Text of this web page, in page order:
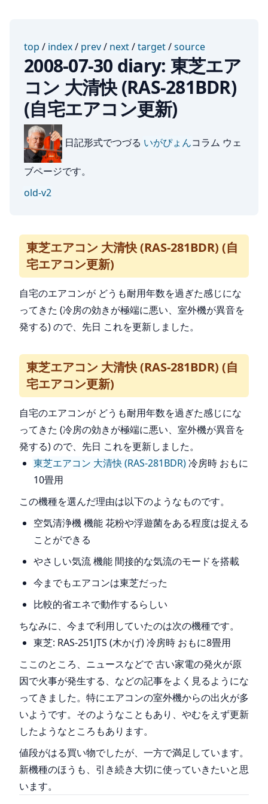
top / index/ prev/ next/target/source
2008-07-30 diary: 東芝エア
コン 大清快 (RAS-281BDR)
(自宅エアコン更新)
日記形式でつづる いがぴょんコラム ウェ
ブページです。
old-v2
東芝エアコン 大清快 (RAS-281BDR) (自
宅エアコン更新)
自宅のエアコンが どうも耐用年数を過ぎた感じにな
ってきた (冷房の効きが極端に悪い、室外機が異音を
発する) ので、先日 これを更新しました。
東芝エアコン 大清快 (RAS-281BDR) (自
宅エアコン更新)
自宅のエアコンが どうも耐用年数を過ぎた感じにな
ってきた (冷房の効きが極端に悪い、室外機が異音を
発する) ので、先日 これを更新しました。
東芝エアコン 大清快 (RAS-281BDR)冷房時 おもに
10畳用
この機種を選んだ理由は以下のようなものです。
空気清浄機 機能 花粉や浮遊菌をある程度は捉える
ことができる
やさしい気流 機能 間接的な気流のモードを搭載
今までもエアコンは東芝だった
比較的省エネで動作するらしい
ちなみに、今まで利用していたのは次の機種です。
東芝: RAS-251JTS (木かげ) 冷房時 おもに8畳用
ここのところ、ニュースなどで 古い家電の発火が原
因で火事が発生する、などの記事をよく見るようにな
ってきました。特にエアコンの室外機からの出火が多
いようです。そのようなこともあり、やむをえず更新
したようなところもあります。
値段がはる買い物でしたが、一方で満足しています。
新機種のほうも、引き続き大切に使っていきたいと思
います。